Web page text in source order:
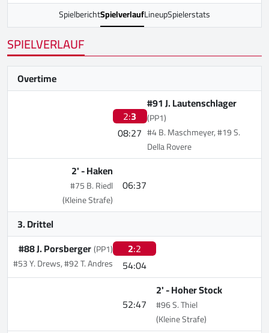
SpielberichtSpielverlaufLineupSpielerstats
SPIELVERLAUF
Overtime
2:3
08:27
#91 J. Lautenschlager
(PP1)
#4 B. Maschmeyer, #19 S.
Della Rovere
06:37
2' -Haken
#75 B. Riedl
(Kleine Strafe)
3. Drittel
2:2
54:04
#88 J. Porsberger(PP1)
#53 Y. Drews, #92 T. Andres
52:47
2' -Hoher Stock
#96 S. Thiel
(Kleine Strafe)